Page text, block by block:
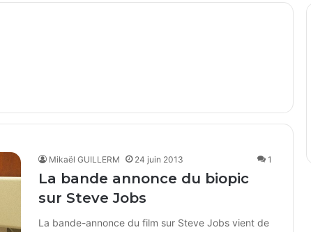
Mikaël GUILLERM 24 juin 2013 1
La bande annonce du biopic
sur Steve Jobs
La bande-annonce du film sur Steve Jobs vient de